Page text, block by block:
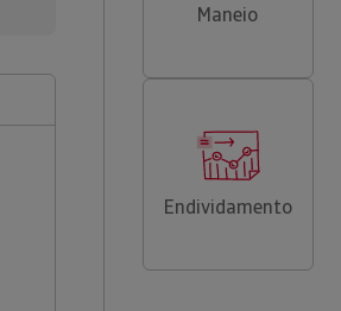
Maneio
Endividamento